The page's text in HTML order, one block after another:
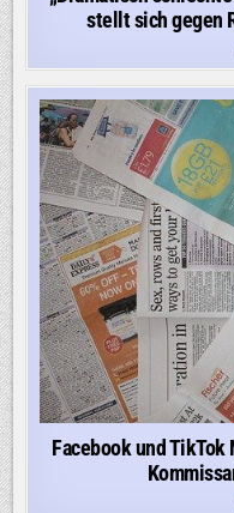
stellt sich gegen
Facebook und